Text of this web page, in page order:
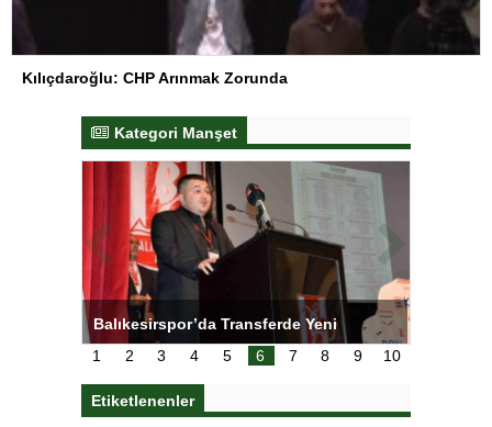
Kılıçdaroğlu: CHP Arınmak Zorunda
Kategori Manşet
Balıkesirspor’da Transferde Yeni
Yaklaşım
1
2 3 4 5 6 7 8 9 10
Etiketlenenler